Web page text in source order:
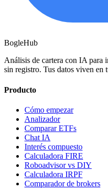
BogleHub
Análisis de cartera con IA para
sin registro. Tus datos viven en
Producto
Cómo empezar
Analizador
Comparar ETFs
Chat IA
Interés compuesto
Calculadora FIRE
Roboadvisor vs DIY
Calculadora IRPF
Comparador de brokers